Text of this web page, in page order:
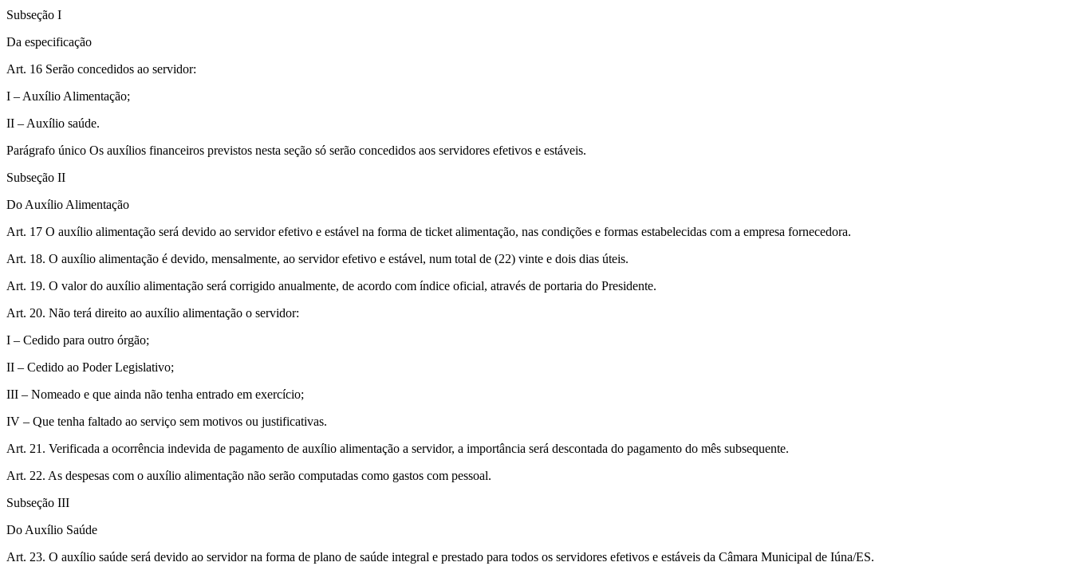
Subseção I
Da especificação
Art. 16 Serão concedidos ao servidor:
I – Auxílio Alimentação;
II – Auxílio saúde.
Parágrafo único Os auxílios financeiros previstos nesta seção só serão concedidos aos servidores efetivos e estáveis.
Subseção II
Do Auxílio Alimentação
Art. 17 O auxílio alimentação será devido ao servidor efetivo e estável na forma de ticket alimentação, nas condições e formas estabelecidas com a empresa fornecedora.
Art. 18. O auxílio alimentação é devido, mensalmente, ao servidor efetivo e estável, num total de (22) vinte e dois dias úteis.
Art. 19. O valor do auxílio alimentação será corrigido anualmente, de acordo com índice oficial, através de portaria do Presidente.
Art. 20. Não terá direito ao auxílio alimentação o servidor:
I – Cedido para outro órgão;
II – Cedido ao Poder Legislativo;
III – Nomeado e que ainda não tenha entrado em exercício;
IV – Que tenha faltado ao serviço sem motivos ou justificativas.
Art. 21. Verificada a ocorrência indevida de pagamento de auxílio alimentação a servidor, a importância será descontada do pagamento do mês subsequente.
Art. 22. As despesas com o auxílio alimentação não serão computadas como gastos com pessoal.
Subseção III
Do Auxílio Saúde
Art. 23. O auxílio saúde será devido ao servidor na forma de plano de saúde integral e prestado para todos os servidores efetivos e estáveis da Câmara Municipal de Iúna/ES.